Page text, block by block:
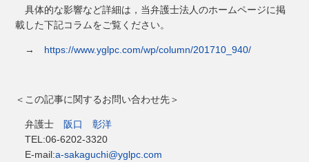
具体的な影響など詳細は，当弁護士法人のホームページに掲
載した下記コラムをご覧ください。
→ https://www.yglpc.com/wp/column/201710_940/
＜この記事に関するお問い合わせ先＞
弁護士
阪口 彰洋
TEL:06-6202-3320
E-mail:a-sakaguchi@yglpc.com